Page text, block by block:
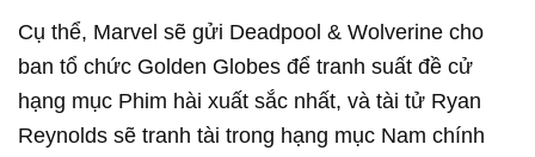
Cụ thể, Marvel sẽ gửi Deadpool & Wolverine cho
ban tổ chức Golden Globes để tranh suất đề cử
hạng mục Phim hài xuất sắc nhất, và tài tử Ryan
Reynolds sẽ tranh tài trong hạng mục Nam chính